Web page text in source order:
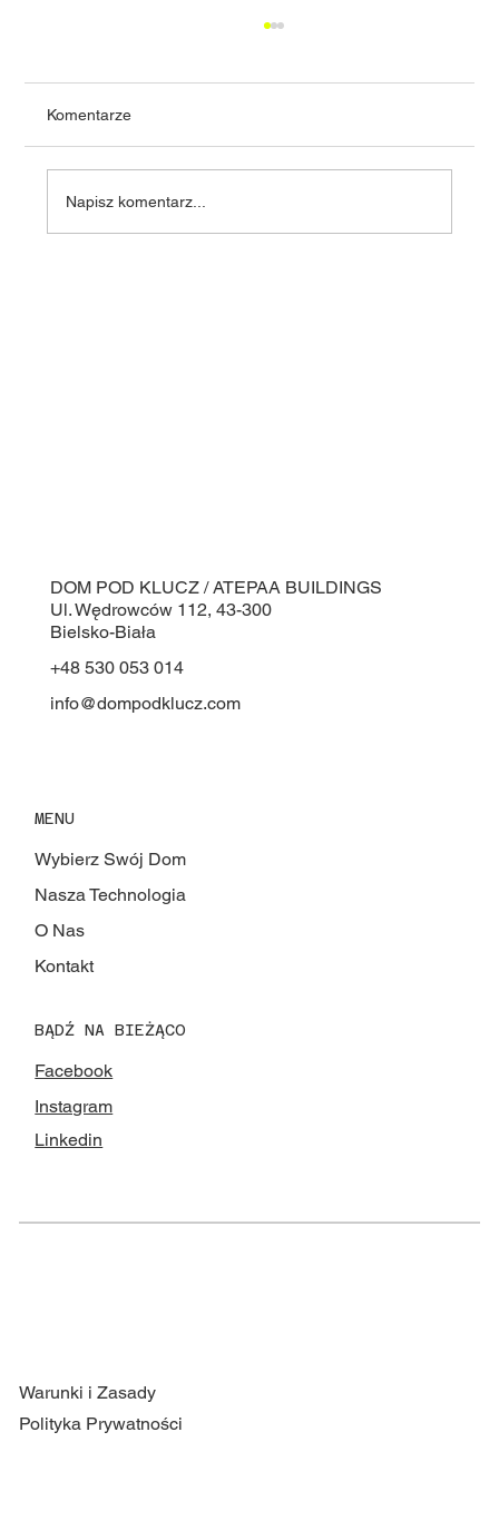
Komentarze
Napisz komentarz...
DOM POD KLUCZ / ATEPAA BUILDINGS
Ul. Wędrowców 112, 43-300
Bielsko-Biała
+48 530 053 014
info@dompodklucz.com
MENU
Wybierz Swój Dom
Nasza Technologia
O Nas
Kontakt
BĄDŹ NA BIEŻĄCO
Facebook
Instagram
Linkedin
Warunki i Zasady
Polityka Prywatności